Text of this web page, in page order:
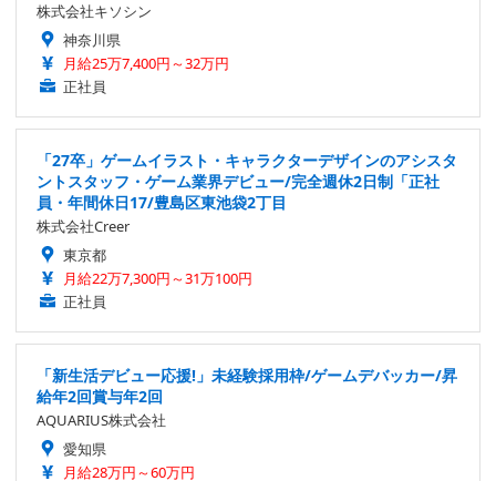
株式会社キソシン
神奈川県
月給25万7,400円～32万円
正社員
「27卒」ゲームイラスト・キャラクターデザインのアシスタ
ントスタッフ・ゲーム業界デビュー/完全週休2日制「正社
員・年間休日17/豊島区東池袋2丁目
株式会社Creer
東京都
月給22万7,300円～31万100円
正社員
「新生活デビュー応援!」未経験採用枠/ゲームデバッカー/昇
給年2回賞与年2回
AQUARIUS株式会社
愛知県
月給28万円～60万円